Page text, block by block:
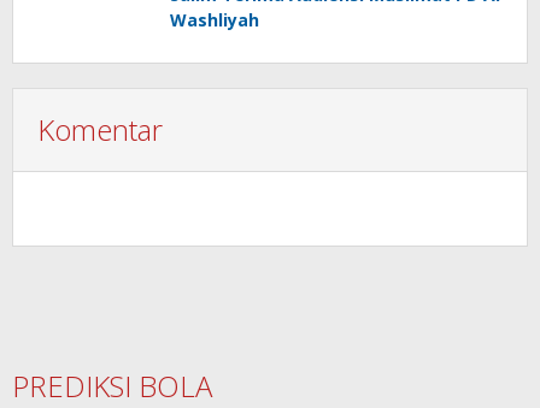
Washliyah
Komentar
PREDIKSI BOLA